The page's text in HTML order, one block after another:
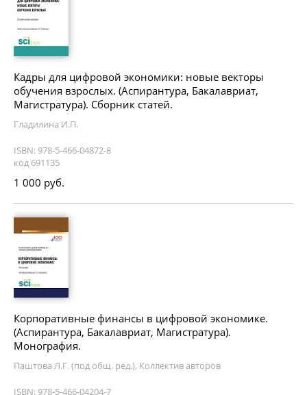
Кадры для цифровой экономики: новые векторы
обучения взрослых. (Аспирантура, Бакалавриат,
Магистратура). Сборник статей.
Гладилина И.П.
ISBN: 978-5-466-04872-8
код 691135
1 000 руб.
Корпоративные финансы в цифровой экономике.
(Аспирантура, Бакалавриат, Магистратура).
Монография.
Паштова Л.Г. (под общ. ред.), Коллектив авторов
ISBN: 978-5-466-04204-7